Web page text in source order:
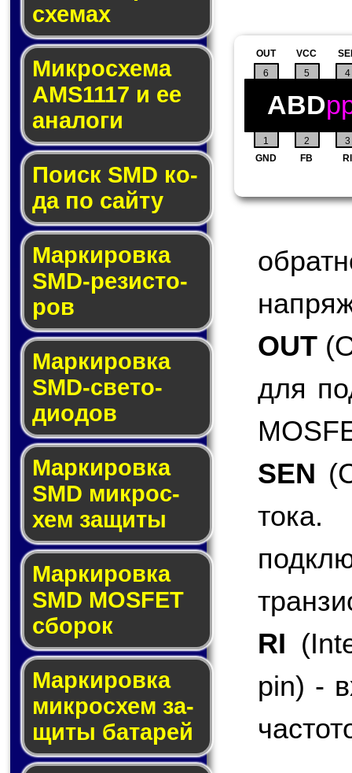
схе­мах
Микросхема
AMS1117 и ее
ана­ло­ги
Поиск SMD ко­
да по сай­ту
Маркировка
SMD-ре­зис­то­
ров
Маркировка
SMD-све­то­
дио­дов
Мар­ки­ров­ка
SMD мик­рос­
хем защиты
Мар­ки­ров­ка
SMD MOSFET
сбо­рок
Мар­ки­ров­ка
мик­ро­схем за­
щи­ты ба­та­рей
1 2 3
4
GND FB RI
VCC
5
6
OUT
ABD
OUT
для
SEN
тока.
RI
pin) -